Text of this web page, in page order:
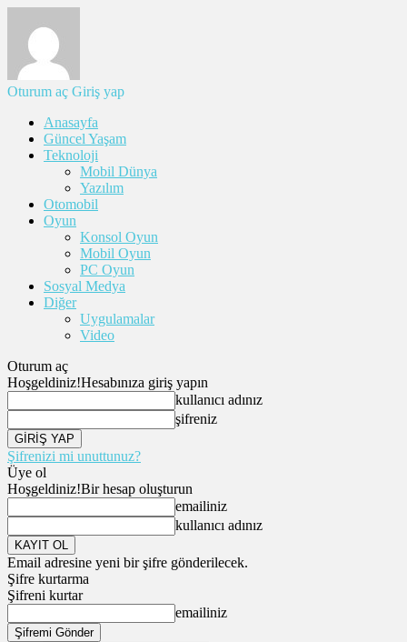
Oturum aç Giriş yap
Anasayfa
Güncel Yaşam
Teknoloji
Mobil Dünya
Yazılım
Otomobil
Oyun
Konsol Oyun
Mobil Oyun
PC Oyun
Sosyal Medya
Diğer
Uygulamalar
Video
Oturum aç
Hoşgeldiniz!Hesabınıza giriş yapın
kullanıcı adınız
şifreniz
Şifrenizi mi unuttunuz?
Üye ol
Hoşgeldiniz!Bir hesap oluşturun
emailiniz
kullanıcı adınız
Email adresine yeni bir şifre gönderilecek.
Şifre kurtarma
Şifreni kurtar
emailiniz